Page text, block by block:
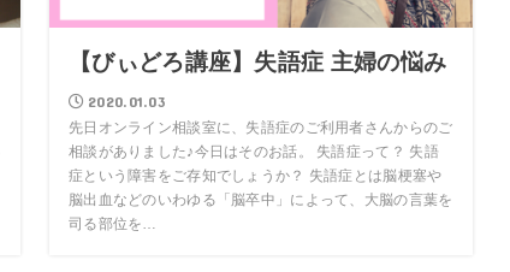
【びぃどろ講座】失語症 主婦の悩み
2020.01.03
先日オンライン相談室に、失語症のご利用者さんからのご
相談がありました♪今日はそのお話。 失語症って？ 失語
症という障害をご存知でしょうか？ 失語症とは脳梗塞や
脳出血などのいわゆる「脳卒中」によって、大脳の言葉を
司る部位を…